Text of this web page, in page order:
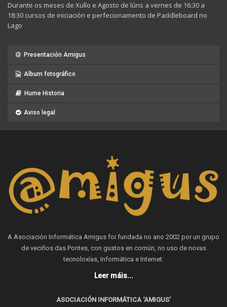
Durante os meses de Xullo e Agosto de lúns a vernes de 16:30 a
18:30 cursos de iniciación e perfecionamento de Paddleboard no
Lago
Presentación Amigus
Album fotográfico
Hume Historia
Aviso legal
A Asociación Informática Amigus foi fundada no ano 2002 por un grupo
de veciños das Pontes, con gustos en común, no uso de novas
tecnoloxías, Informática e Internet.
Leer máis...
ASOCIACIÓN INFORMÁTICA ‘AMIGUS’